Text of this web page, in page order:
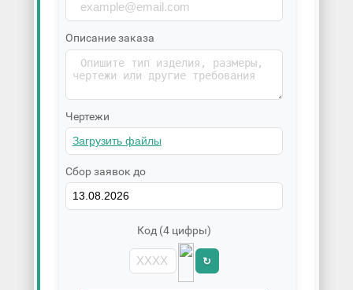
Описание заказа
Чертежи
Сбор заявок до
Код (4 цифры)
↻